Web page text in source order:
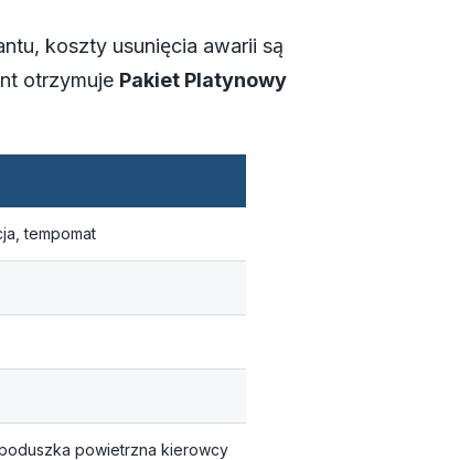
koszty usunięcia awarii są
otrzymuje Pakiet Platynowy
tempomat
powietrzna kierowcy